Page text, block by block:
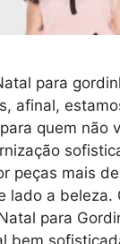
para
afinal,
quem não
peças mais
lado a beleza.
para